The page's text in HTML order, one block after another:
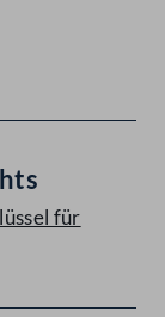
für